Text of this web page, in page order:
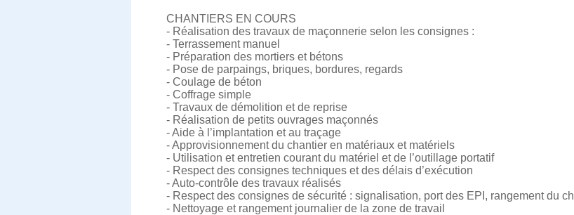
CHANTIERS EN COURS
- Réalisation des travaux de maçonnerie selon les consignes :
- Terrassement manuel
- Préparation des mortiers et bétons
- Pose de parpaings, briques, bordures, regards
- Coulage de béton
- Coffrage simple
- Travaux de démolition et de reprise
- Réalisation de petits ouvrages maçonnés
- Aide à l’implantation et au traçage
- Approvisionnement du chantier en matériaux et matériels
- Utilisation et entretien courant du matériel et de l’outillage portatif
- Respect des consignes techniques et des délais d’exécution
- Auto-contrôle des travaux réalisés
- Respect des consignes de sécurité : signalisation, port des EPI, rangement du
- Nettoyage et rangement journalier de la zone de travail